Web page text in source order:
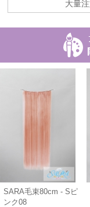
大量
SARA毛束80cm - Sピ
ンク08